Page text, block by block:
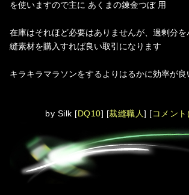
を使いますので主に あくまの錬金つぼ 用
在庫はそれほど必要はありませんが、過剰分
縫素材を購入すれば良い取引になります
キラキラマラソンをするよりはるかに効率が良
by Silk [ DQ10] [裁縫職人] [ コメン